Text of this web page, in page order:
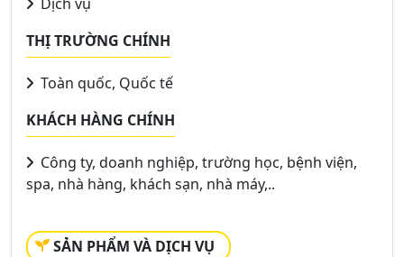
THỊ TRƯỜNG CHÍNH
Toàn quốc, Quốc tế
KHÁCH HÀNG CHÍNH
Công ty, doanh nghiệp, trường học, bệnh viện,
spa, nhà hàng, khách sạn, nhà máy,..
SẢN PHẨM VÀ DỊCH VỤ